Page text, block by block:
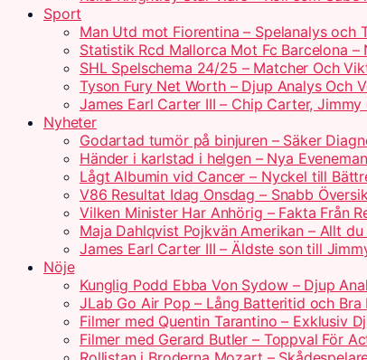
Sport
Man Utd mot Fiorentina – Spelanalys och
Statistik Rcd Mallorca Mot Fc Barcelona –
SHL Spelschema 24/25 – Matcher Och
Tyson Fury Net Worth – Djup Analys Och
James Earl Carter III – Chip Carter,
Nyheter
Godartad tumör på binjuren – Säker
Händer i karlstad i helgen – Nya
Lågt Albumin vid Cancer – Nyckel till
V86 Resultat Idag Onsdag – Snabb
Vilken Minister Har Anhörig – Fakta Från
Maja Dahlqvist Pojkvän Amerikan – Allt
James Earl Carter III – Äldste son till
Nöje
Kunglig Podd Ebba Von Sydow – Djup
JLab Go Air Pop – Lång Batteritid och Bra
Filmer med Quentin Tarantino – Exklusiv
Filmer med Gerard Butler – Toppval För